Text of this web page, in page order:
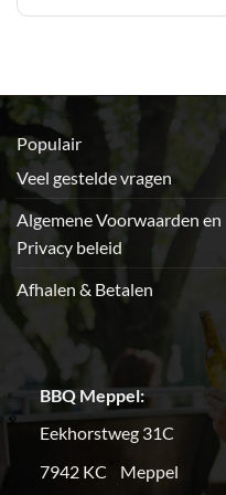
Populair
Veel gestelde vragen
Algemene Voorwaarden en
Privacy beleid
Afhalen & Betalen
BBQ Meppel:
Eekhorstweg 31C
7942 KC Meppel